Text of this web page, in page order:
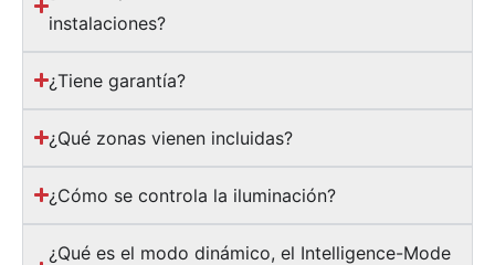
instalaciones?
¿Tiene garantía?
¿Qué zonas vienen incluidas?
¿Cómo se controla la iluminación?
¿Qué es el modo dinámico, el Intelligence-Mode